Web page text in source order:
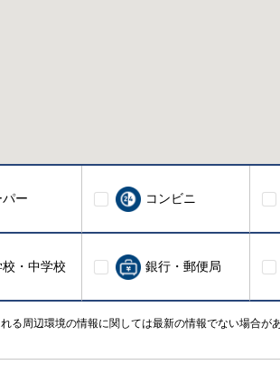
パー コンビニ
・中学校 銀行・郵便局
る周辺環境の情報に関しては最新の情報でない場合